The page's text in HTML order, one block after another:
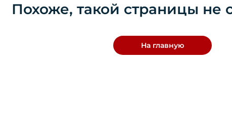
Похоже, такой страницы не
На главную